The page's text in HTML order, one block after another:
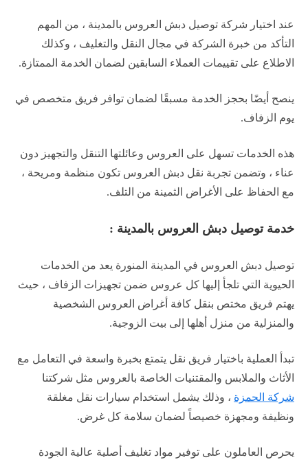
عند اختيار شركة توصيل دبش العروس بالمدينة ، من المهم
التأكد من خبرة الشركة في مجال النقل والتغليف ، وكذلك
الاطلاع على تقييمات العملاء السابقين لضمان الخدمة الممتازة.
ينصح أيضًا بحجز الخدمة مسبقًا لضمان توافر فريق متخصص في
يوم الزفاف.
هذه الخدمات تسهل على العروس وعائلتها التنقل والتجهيز دون
عناء ، وتضمن تجربة نقل دبش العروس تكون منظمة ومريحة ،
مع الحفاظ على الأغراض الثمينة من التلف.
خدمة توصيل دبش العروس بالمدينة :
توصيل دبش العروس في المدينة المنورة يعد من الخدمات
الحيوية التي تلجأ إليها كل عروس ضمن تجهيزات الزفاف ، حيث
يهتم فريق مختص بنقل كافة أغراض العروس الشخصية
والمنزلية من منزل أهلها إلى بيت الزوجية.
تبدأ العملية باختيار فريق نقل يتمتع بخبرة واسعة في التعامل مع
الأثاث والملابس والمقتنيات الخاصة بالعروس مثل شركتنا
شركة الحمزة ، وذلك يشمل استخدام سيارات نقل مغلقة
ونظيفة ومجهزة خصيصاً لضمان سلامة كل غرض.
يحرص العاملون على توفير مواد تغليف أصلية عالية الجودة